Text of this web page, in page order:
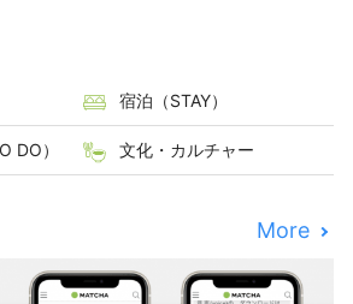
宿泊（STAY）
DO） 文化・カルチャー
More